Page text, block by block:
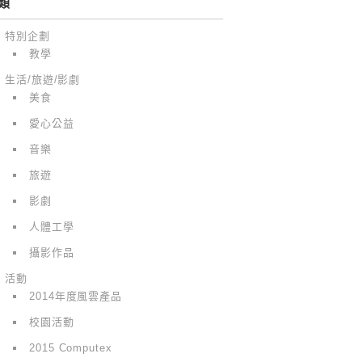
特別企劃
教學
生活/旅遊/影劇
美食
愛心公益
音樂
旅遊
影劇
人體工學
攝影作品
活動
2014年度風雲產品
校園活動
2015 Computex